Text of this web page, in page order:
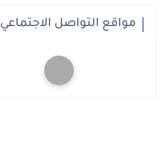
مواقع التواصل الاجتماعي